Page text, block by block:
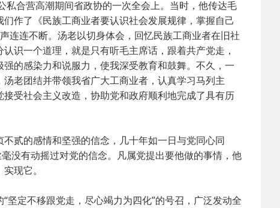
· 民建省委会民主… 2025-04-10
· 中国民主建国会… 2025-02-24
· 中国民主建国会… 2024-08-28
合营高潮期间省政协的一次全会上。当时，他传达毛
作了《民族工商业者要认识社会发展规律，掌握自己
连连不断。汤老以切身体会，回忆民族工商业者在旧社
识一个道理，就是只有听毛主席话，跟着共产党走，
的感染力和说服力，使我深受教育和鼓舞。不久，一
老团结并带领我省广大工商业者，认真学习马列主
受社会主义改造，协助党和政府顺利地完成了具有历
贰的感情和坚强的信念，几十年如一日与党同心同
没有动摇过对党的信念。凡属党提出要他做的事情，他
现它。
定不移跟党走，尽心竭力为四化”的号召，广泛发动全